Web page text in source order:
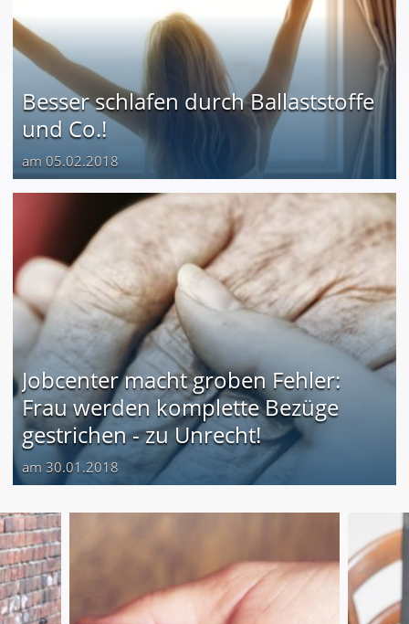
Besser schlafen durch Ballaststoffe
und Co.!
am 05.02.2018
Jobcenter macht groben Fehler:
Frau werden komplette Bezüge
gestrichen - zu Unrecht!
am 30.01.2018